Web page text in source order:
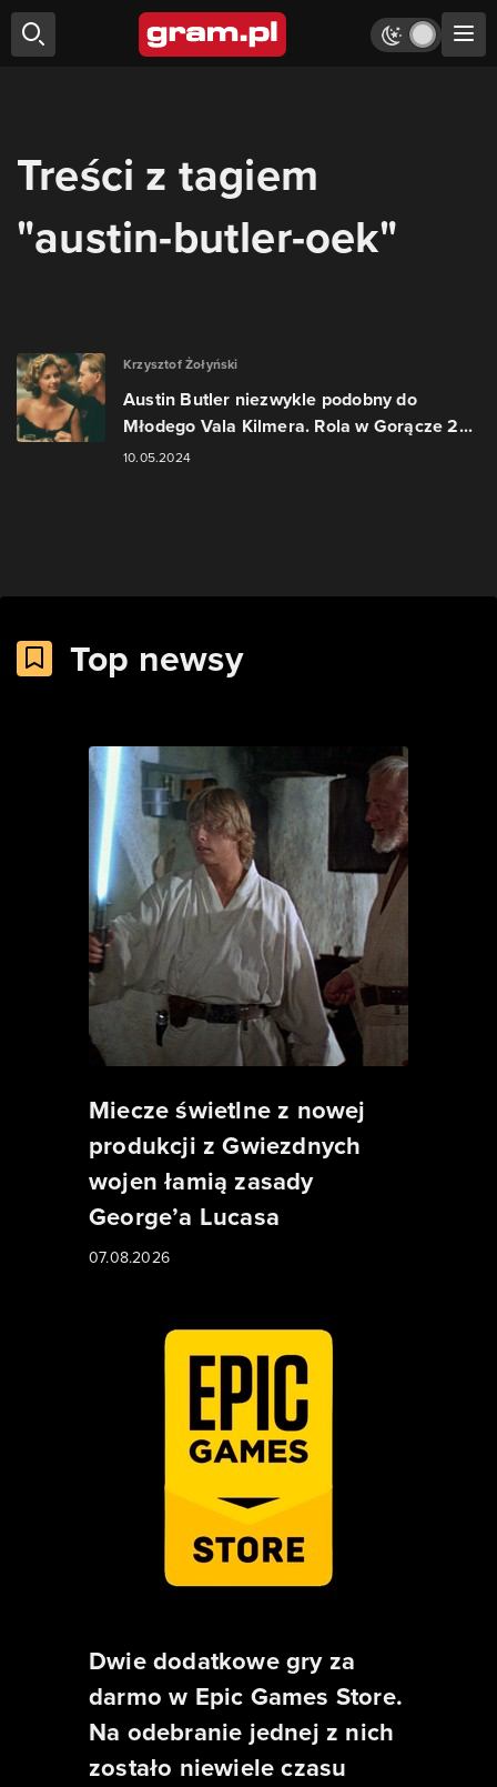
Treści z tagiem
"austin-butler-oek"
Krzysztof Żołyński
Austin Butler niezwykle podobny do
Młodego Vala Kilmera. Rola w Gorącze 2...
10.05.2024
Top newsy
Miecze świetlne z nowej
produkcji z Gwiezdnych
wojen łamią zasady
George’a Lucasa
07.08.2026
Dwie dodatkowe gry za
darmo w Epic Games Store.
Na odebranie jednej z nich
zostało niewiele czasu